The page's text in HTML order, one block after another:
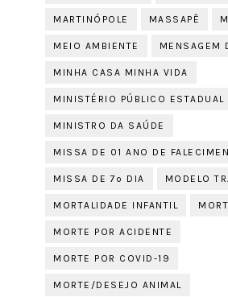
MARTINÓPOLE MASSAPÊ
MEIO AMBIENTE MENSAGEM
MINHA CASA MINHA VIDA
MINISTÉRIO PÚBLICO ESTADUAL
MINISTRO DA SAÚDE
MISSA DE 01 ANO DE
MISSA DE 7º DIA MODELO
MORTALIDADE INFANTIL
MORTE POR ACIDENTE
MORTE POR COVID-19
MORTE/DESEJO ANIMAL